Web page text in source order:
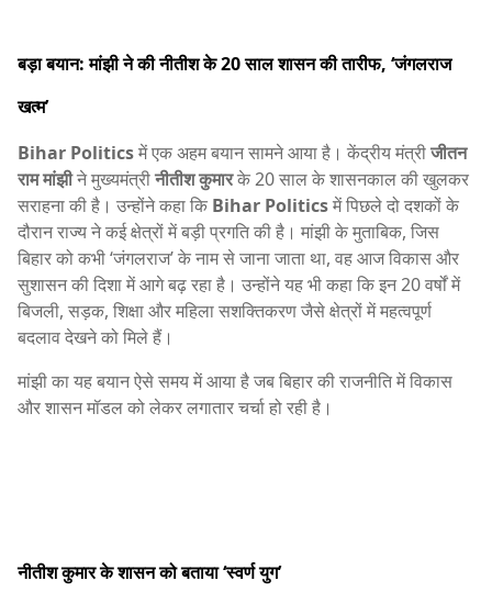
बड़ा बयान: मांझी ने की नीतीश के 20 साल शासन की तारीफ, ‘जंगलराज
खत्म’
Bihar Politicsमें एक अहम बयान सामने आया है। केंद्रीय मंत्रीजीतन
राम मांझीने मुख्यमंत्रीनीतीश कुमारके 20 साल के शासनकाल की खुलकर
सराहना की है। उन्होंने कहा कि Bihar Politicsमें पिछले दो दशकों के
दौरान राज्य ने कई क्षेत्रों में बड़ी प्रगति की है। मांझी के मुताबिक, जिस
बिहार को कभी ‘जंगलराज’ के नाम से जाना जाता था, वह आज विकास और
सुशासन की दिशा में आगे बढ़ रहा है। उन्होंने यह भी कहा कि इन 20 वर्षों में
बिजली, सड़क, शिक्षा और महिला सशक्तिकरण जैसे क्षेत्रों में महत्वपूर्ण
बदलाव देखने को मिले हैं।
मांझी का यह बयान ऐसे समय में आया है जब बिहार की राजनीति में विकास
और शासन मॉडल को लेकर लगातार चर्चा हो रही है।
नीतीश कुमार के शासन को बताया ‘स्वर्ण युग’